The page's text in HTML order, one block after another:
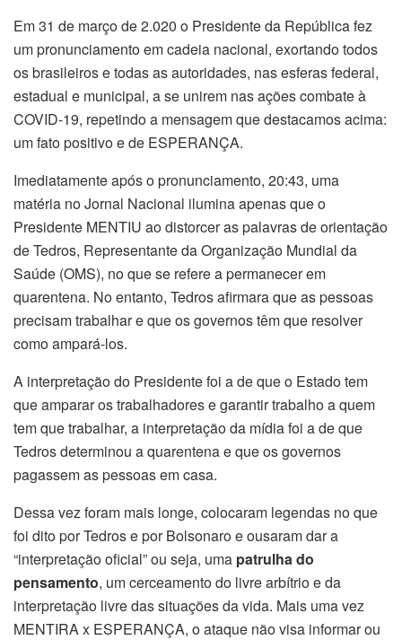
Em 31 de março de 2.020 o Presidente da República fez
um pronunciamento em cadeia nacional, exortando todos
os brasileiros e todas as autoridades, nas esferas federal,
estadual e municipal, a se unirem nas ações combate à
COVID-19, repetindo a mensagem que destacamos acima:
um fato positivo e de ESPERANÇA.
Imediatamente após o pronunciamento, 20:43, uma
matéria no Jornal Nacional ilumina apenas que o
Presidente MENTIU ao distorcer as palavras de orientação
de Tedros, Representante da Organização Mundial da
Saúde (OMS), no que se refere a permanecer em
quarentena. No entanto, Tedros afirmara que as pessoas
precisam trabalhar e que os governos têm que resolver
como ampará-los.
A interpretação do Presidente foi a de que o Estado tem
que amparar os trabalhadores e garantir trabalho a quem
tem que trabalhar, a interpretação da mídia foi a de que
Tedros determinou a quarentena e que os governos
pagassem as pessoas em casa.
Dessa vez foram mais longe, colocaram legendas no que
foi dito por Tedros e por Bolsonaro e ousaram dar a
“interpretação oficial” ou seja, uma patrulha do
pensamento, um cerceamento do livre arbítrio e da
interpretação livre das situações da vida. Mais uma vez
MENTIRA x ESPERANÇA, o ataque não visa informar ou